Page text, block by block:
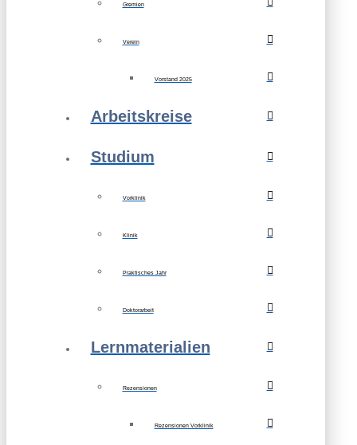
Gremien
Verein
Vorstand 2025
Arbeitskreise
Studium
Vorklinik
Klinik
Praktisches Jahr
Doktorarbeit
Lernmaterialien
Rezensionen
Rezensionen Vorklinik